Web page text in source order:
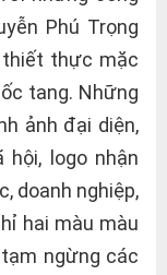
Phú Trọng
thiết thực mặc
tang. Những
ảnh đại diện,
hội, logo nhận
doanh nghiệp,
hai màu màu
ngừng các